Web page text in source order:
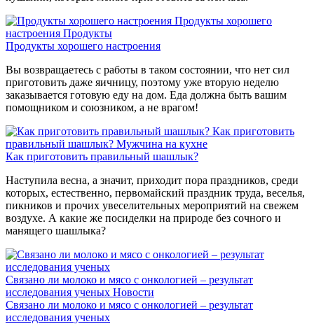
Продукты хорошего
настроения Продукты
Продукты хорошего настроения
Вы возвращаетесь с работы в таком состоянии, что нет сил
приготовить даже яичницу, поэтому уже вторую неделю
заказывается готовую еду на дом. Еда должна быть вашим
помощником и союзником, а не врагом!
Как приготовить
правильный шашлык? Мужчина на кухне
Как приготовить правильный шашлык?
Наступила весна, а значит, приходит пора праздников, среди
которых, естественно, первомайский праздник труда, веселья,
пикников и прочих увеселительных мероприятий на свежем
воздухе. А какие же посиделки на природе без сочного и
манящего шашлыка?
Связано ли молоко и мясо с онкологией – результат
исследования ученых Новости
Связано ли молоко и мясо с онкологией – результат
исследования ученых